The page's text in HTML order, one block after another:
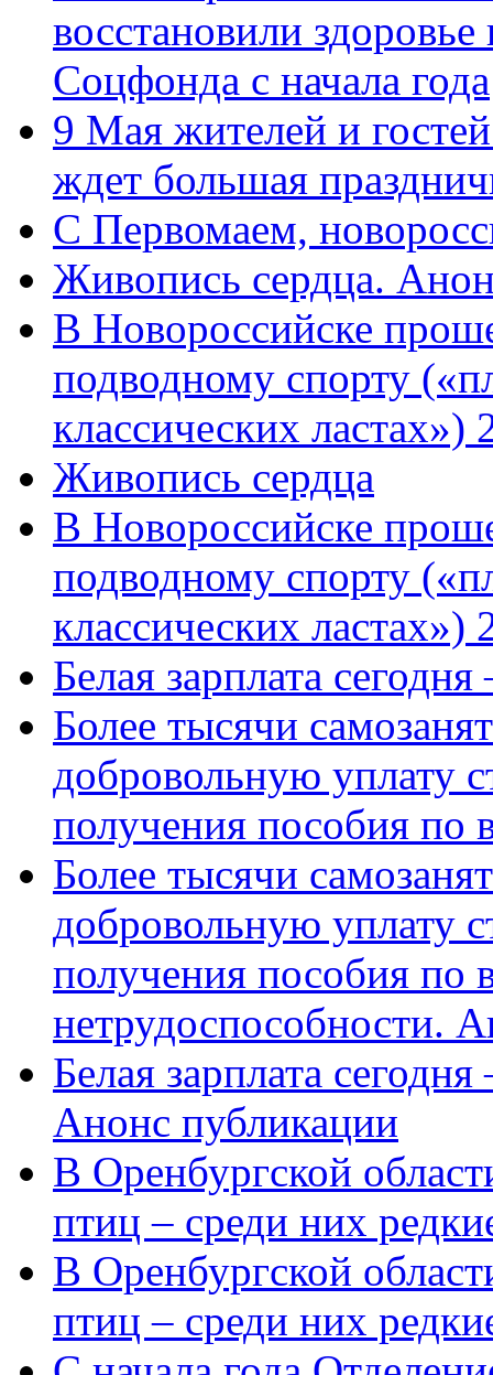
восстановили
Соцфонда с начала года
9 Мая жителей и
ждет большая
C Первомаем,
Живопись сердца.
В Новороссийске
подводному спорту
классических
Живопись сердца
В Новороссийске
подводному спорту
классических ластах»)
Белая зарплата
Более тысячи
добровольную уплату
получения пособия по
Более тысячи
добровольную уплату
получения пособия по
нетрудоспособности.
Белая зарплата
Анонс публикации
В Оренбургской
птиц – среди них
В Оренбургской
птиц – среди них